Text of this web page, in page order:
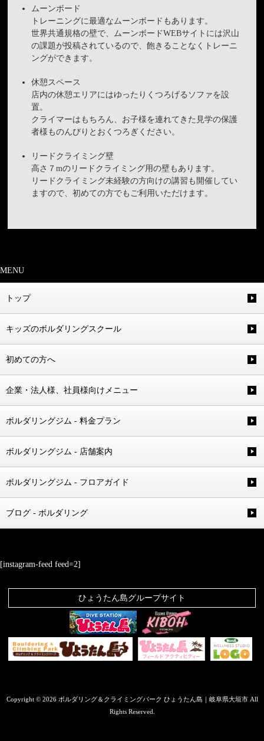
ムーンボード
トレーニングに最適なムーンボードもあります。
世界共通規格の壁で、ムーンボードWEBサイトには沢山
の課題が投稿されているので、飽きることなくトレーニ
ングができます。
休憩スペース
店内の休憩エリアにはゆったりくつろげるソファを設
置。
クライマーはもちろん、お子様を連れてきた見学の保護
者様ものんびりとおくつろぎください。
リードクライミング壁
高さ７mのリードクライミング用の壁もあります。
リードクライミング未経験の方向けの講習も開催してい
ますので、初めての方でもご利用いただけます。
MENU
トップ
キッズのボルダリングスクール
初めての方へ
企業・法人様、社員様向けメニュー
ボルダリングジム - 料金プラン
ボルダリングジム - 店舗案内
ボルダリングジム - フロアガイド
ブログ - ボルダリング
[instagram-feed feed=2]
ひょうたん島グループサイト
Copyright © 2026 ボルダリング＆クライミングパーク ひょうたん島｜岐阜県大垣市 All
Rights Reserved.